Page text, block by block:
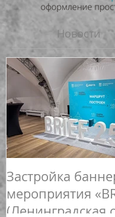
Новости
Застройка
мероприятия
(Ленинградская